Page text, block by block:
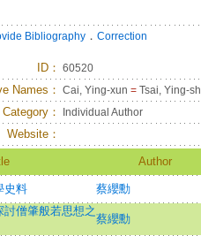
Bibliography ． Correction
ID ： 60520
Names： Cai, Ying-xun = Tsai, Ying-
Category： Individual Author
Website：
Author
史料
蔡纓勳
僧肇般若思想之
蔡纓勳